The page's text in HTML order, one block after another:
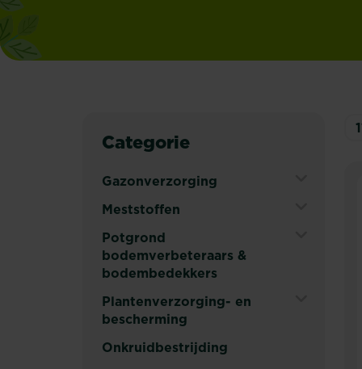
Categorie
Gazonverzorging
Expand
Navigation
Menu
Meststoffen
Expand
Secondary
Navigation
Potgrond
bodemverbeteraars &
bodembedekkers
Expand
Secondary
Menu
Plantenverzorging- en
bescherming
Expand
Onkruidbestrijding